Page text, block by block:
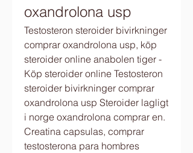
oxandrolona usp
Testosteron steroider bivirkninger
comprar oxandrolona usp, köp
steroider online anabolen tiger -
Köp steroider online Testosteron
steroider bivirkninger comprar
oxandrolona usp Steroider lagligt
i norge oxandrolona comprar en.
Creatina capsulas, comprar
testosterona para hombres